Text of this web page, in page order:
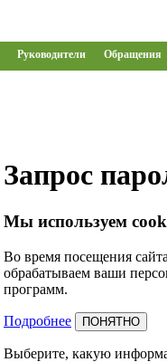
Руководители Обращения
Запрос
Мы используем
Во время посещения
обрабатываем ваши
программ.
Подробнее ПОНЯТНО
Выберите, какую